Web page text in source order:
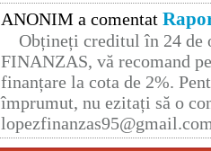
ANONIM a comentat
Obțineți creditul în 24 de
FINANZAS, vă recomand
finanțare la cota de 2%.
împrumut, nu ezitați să o